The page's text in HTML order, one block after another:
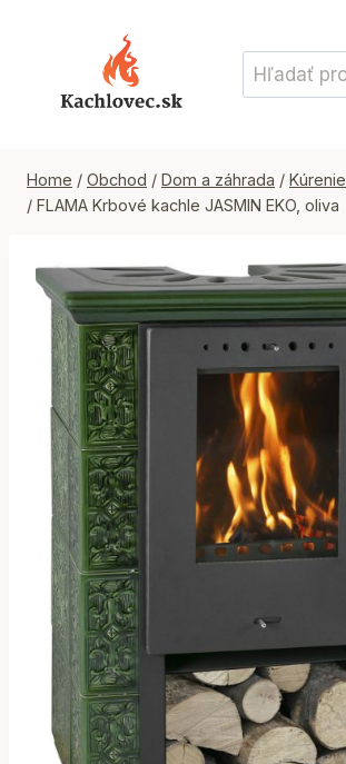
Hľadať:
Home / Obchod / Dom a záhrada / Kúrenie
/ FLAMA Krbové kachle JASMIN EKO, oliva